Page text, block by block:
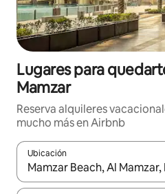
Lugares para
Mamzar
Reserva alquileres
mucho más en Airbnb
Ubicación
Cuando los resultados estén